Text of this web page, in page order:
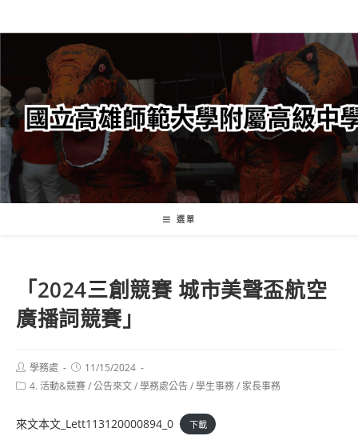
轉
要
內
容
選單
「2024三創競賽 城市美聲盃航空
廣播詞競賽」
Post
author:
學務處
Post
published:
11/15/2024
Post4. 活動&競賽/公告來文/學務處公告/學生事務/ 家長事務
來文本文_Lett113120000894_0 下載